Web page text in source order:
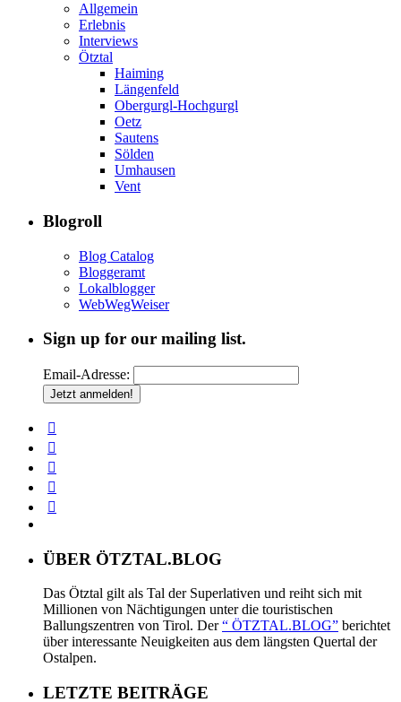
Allgemein
Erlebnis
Interviews
Ötztal
Haiming
Längenfeld
Obergurgl-Hochgurgl
Oetz
Sautens
Sölden
Umhausen
Vent
Blogroll
Blog Catalog
Bloggeramt
Lokalblogger
WebWegWeiser
Sign up for our mailing list.
Email-Adresse:
ÜBER ÖTZTAL.BLOG
Das Ötztal gilt als Tal der Superlativen und reiht sich mit
Millionen von Nächtigungen unter die touristischen
Ballungszentren von Tirol. Der“ ÖTZTAL.BLOG” berichtet
über interessante Neuigkeiten aus dem längsten Quertal der
Ostalpen.
LETZTE BEITRÄGE